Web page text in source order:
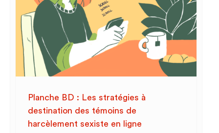
Planche BD : Les stratégies à
destination des témoins de
harcèlement sexiste en ligne